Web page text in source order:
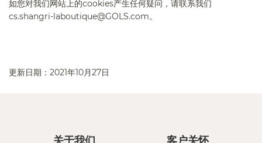
如您对我们网站上的cookies产生任何疑问，请联系我们
cs.shangri-laboutique@GOLS.com。
更新日期： 2021年10月27日
关于我们 客户关怀